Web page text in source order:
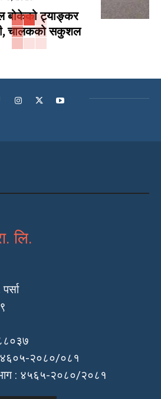
बोकेको ट्याङ्कर
चालकको सकुशल
लि.
४६०५-२०८०/०८१
: ४५६५-२०८०/२०८१